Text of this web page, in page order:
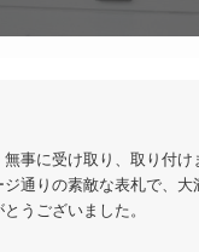
事に受け取り、取り付け
ジ通りの素敵な表札で、大
うございました。